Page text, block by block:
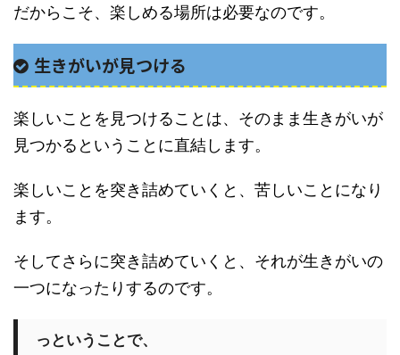
だからこそ、楽しめる場所は必要なのです。
生きがいが見つける
楽しいことを見つけることは、そのまま生きがいが
見つかるということに直結します。
楽しいことを突き詰めていくと、苦しいことになり
ます。
そしてさらに突き詰めていくと、それが生きがいの
一つになったりするのです。
っということで、